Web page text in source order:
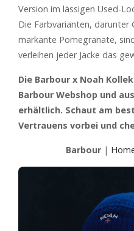
Version im lässigen Used-
Die Farbvarianten, darunter
markante Pomegranate,
verleihen jeder Jacke das
Die Barbour x Noah
Barbour Webshop und
erhältlich. Schaut am
Vertrauens vorbei und
Barbour|